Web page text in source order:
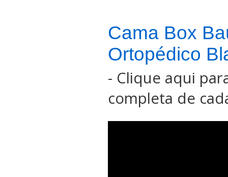
Cama Box
Ortopédico
- Clique aqui
completa de